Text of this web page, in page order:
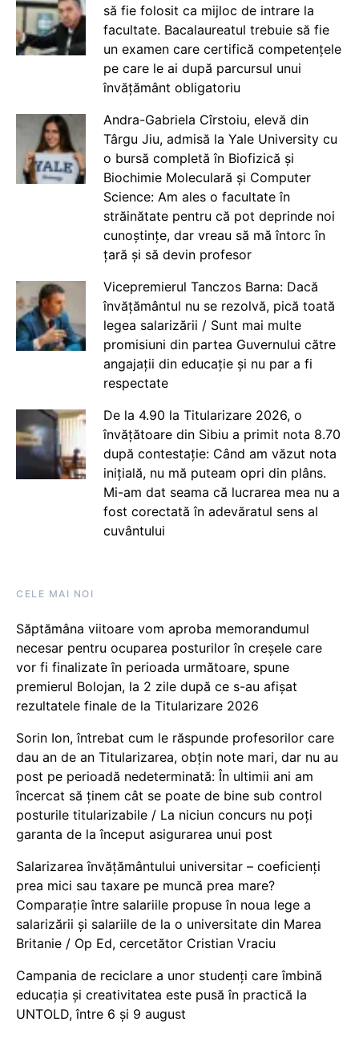
să fie folosit ca mijloc de intrare la
facultate. Bacalaureatul trebuie să fie
un examen care certifică competențele
pe care le ai după parcursul unui
învățământ obligatoriu
Andra-Gabriela Cîrstoiu, elevă din
Târgu Jiu, admisă la Yale University cu
o bursă completă în Biofizică și
Biochimie Moleculară și Computer
Science: Am ales o facultate în
străinătate pentru că pot deprinde noi
cunoștințe, dar vreau să mă întorc în
țară și să devin profesor
Vicepremierul Tanczos Barna: Dacă
învățământul nu se rezolvă, pică toată
legea salarizării / Sunt mai multe
promisiuni din partea Guvernului către
angajații din educație și nu par a fi
respectate
De la 4.90 la Titularizare 2026, o
învățătoare din Sibiu a primit nota 8.70
după contestație: Când am văzut nota
inițială, nu mă puteam opri din plâns.
Mi-am dat seama că lucrarea mea nu a
fost corectată în adevăratul sens al
cuvântului
CELE MAI NOI
Săptămâna viitoare vom aproba memorandumul
necesar pentru ocuparea posturilor în creșele care
vor fi finalizate în perioada următoare, spune
premierul Bolojan, la 2 zile după ce s-au afișat
rezultatele finale de la Titularizare 2026
Sorin Ion, întrebat cum le răspunde profesorilor care
dau an de an Titularizarea, obțin note mari, dar nu au
post pe perioadă nedeterminată: În ultimii ani am
încercat să ținem cât se poate de bine sub control
posturile titularizabile / La niciun concurs nu poți
garanta de la început asigurarea unui post
Salarizarea învățământului universitar – coeficienți
prea mici sau taxare pe muncă prea mare?
Comparație între salariile propuse în noua lege a
salarizării și salariile de la o universitate din Marea
Britanie / Op Ed, cercetător Cristian Vraciu
Campania de reciclare a unor studenți care îmbină
educația și creativitatea este pusă în practică la
UNTOLD, între 6 și 9 august